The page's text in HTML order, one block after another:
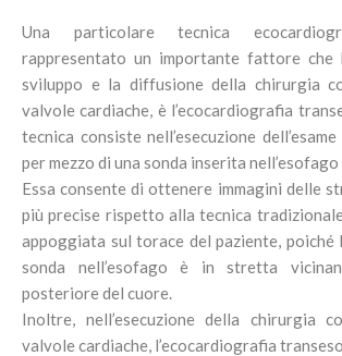
Una particolare tecnica
rappresentato un importante fattore che
sviluppo e la diffusione della chirurgia
valvole cardiache, è l’ecocardiografia
tecnica consiste nell’esecuzione
per mezzo di una sonda inserita
Essa consente di ottenere immagini delle
più precise rispetto alla tecnica
appoggiata sul torace del paziente, poiché
sonda nell’esofago è in stretta
posteriore del cuore.
Inoltre, nell’esecuzione della chirurgia
valvole cardiache, l’ecocardiografia